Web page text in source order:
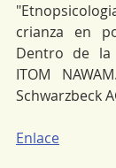
crianza en
Dentro de la
ITOM
Schwarzbeck
Enlace